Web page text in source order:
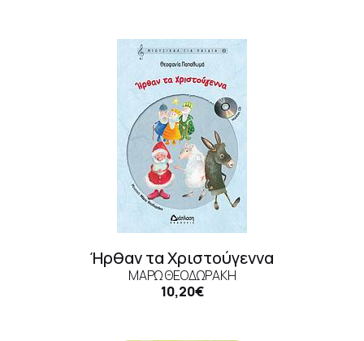
Ήρθαν τα Χριστούγεννα
ΜΆΡΩ ΘΕΟΔΩΡΆΚΗ
10,20€